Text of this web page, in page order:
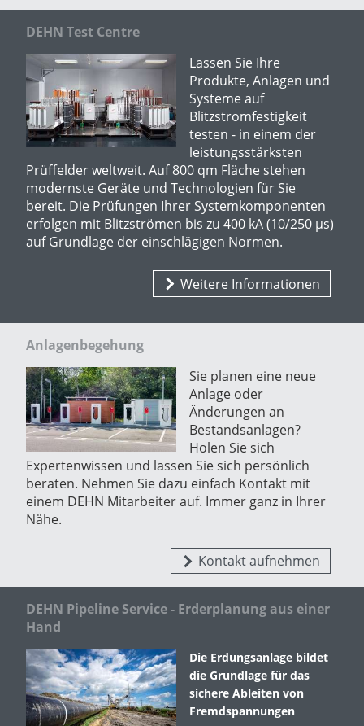
DEHN Test Centre
Lassen Sie Ihre
Produkte, Anlagen und
Systeme auf
Blitzstromfestigkeit
testen - in einem der
leistungsstärksten
Prüffelder weltweit. Auf 800 qm Fläche stehen
modernste Geräte und Technologien für Sie
bereit. Die Prüfungen Ihrer Systemkomponenten
erfolgen mit Blitzströmen bis zu 400 kA (10/250 µs)
auf Grundlage der einschlägigen Normen.
Weitere Informationen
Anlagenbegehung
Sie planen eine neue
Anlage oder
Änderungen an
Bestandsanlagen?
Holen Sie sich
Expertenwissen und lassen Sie sich persönlich
beraten. Nehmen Sie dazu einfach Kontakt mit
einem DEHN Mitarbeiter auf. Immer ganz in Ihrer
Nähe.
Kontakt aufnehmen
DEHN Pipeline Service - Erderplanung aus einer
Hand
Die Erdungsanlage bildet
die Grundlage für das
sichere Ableiten von
Fremdspannungen